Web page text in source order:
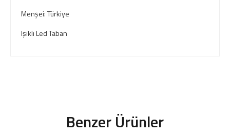
Menşei: Türkiye
Işıklı Led Taban
Benzer Ürünler